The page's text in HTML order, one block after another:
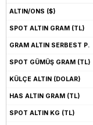
ALTIN/ONS ($)
SPOT ALTIN GRAM (TL)
GRAM ALTIN SERBEST P.
SPOT GÜMÜŞ GRAM (TL)
KÜLÇE ALTIN (DOLAR)
HAS ALTIN GRAM (TL)
SPOT ALTIN KG (TL)